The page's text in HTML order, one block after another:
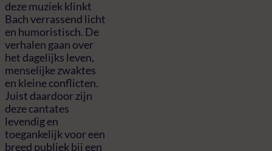
deze muziek klinkt
Bach verrassend licht
en humoristisch. De
verhalen gaan over
het dagelijks leven,
menselijke zwaktes
en kleine conflicten.
Juist daardoor zijn
deze cantates
levendig en
toegankelijk voor een
breed publiek bij een